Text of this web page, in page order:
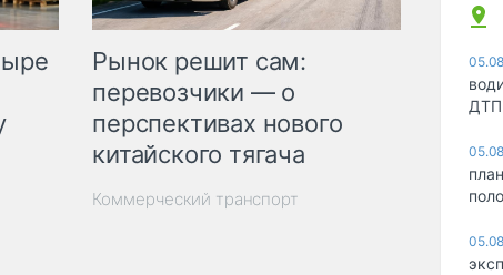
Рынок решит сам:
перевозчики — о
перспективах нового
китайского тягача
Коммерческий транспорт
05.08
ДТП
05.08
05.08